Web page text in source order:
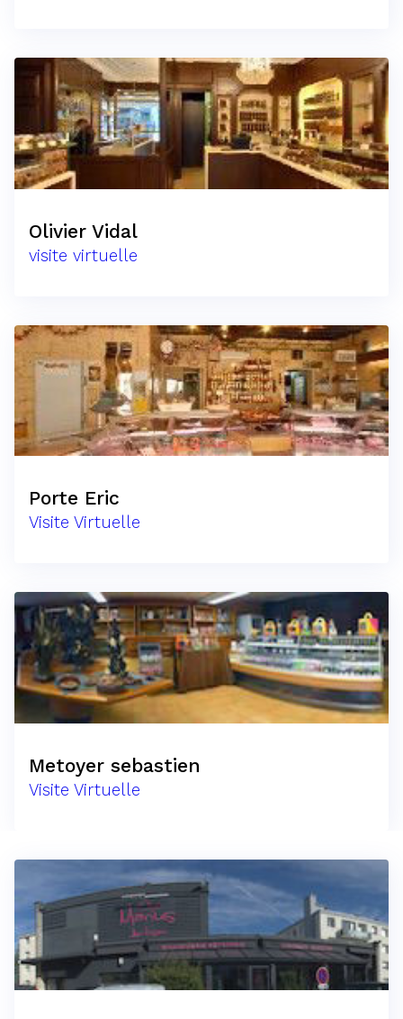
Olivier Vidal
visite virtuelle
Porte Eric
Visite Virtuelle
Metoyer sebastien
Visite Virtuelle